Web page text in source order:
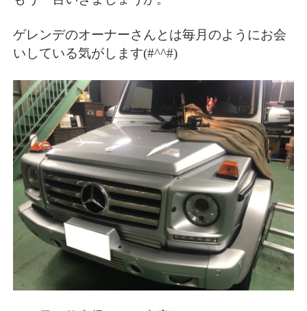
ゲレンデのオーナーさんとは毎月のようにお会
いしている気がします(#^^#)